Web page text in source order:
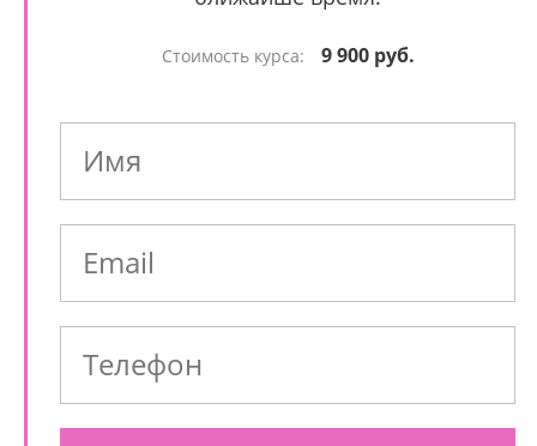
Стоимость курса: 9 900 руб.